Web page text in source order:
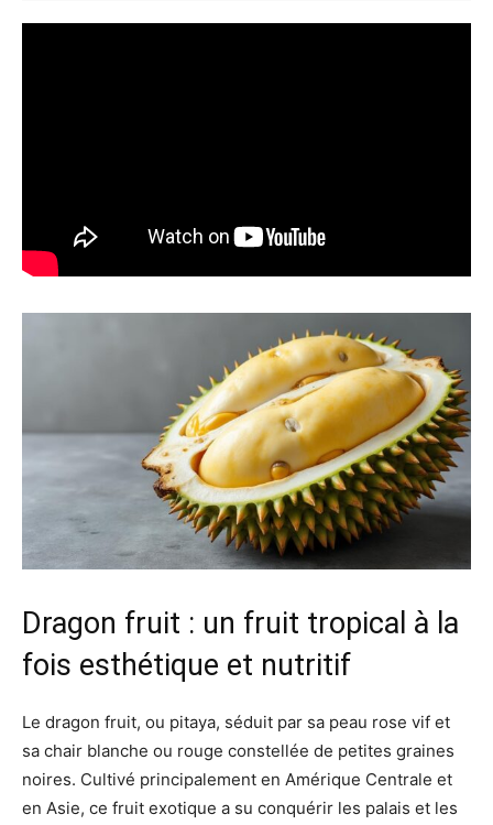
Dragon fruit : un fruit tropical à la
fois esthétique et nutritif
Le dragon fruit, ou pitaya, séduit par sa peau rose vif et
sa chair blanche ou rouge constellée de petites graines
noires. Cultivé principalement en Amérique Centrale et
en Asie, ce fruit exotique a su conquérir les palais et les